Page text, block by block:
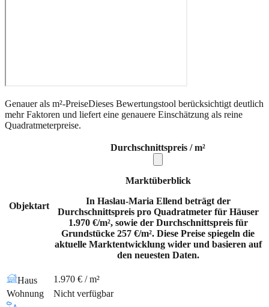
Genauer als m²-PreiseDieses Bewertungstool berücksichtigt deutlich
mehr Faktoren und liefert eine genauere Einschätzung als reine
Quadratmeterpreise.
Objektart
Durchschnittspreis / m²
Marktüberblick
In Haslau-Maria Ellend beträgt der
Durchschnittspreis pro Quadratmeter für Häuser
1.970 €/m², sowie der Durchschnittspreis für
Grundstücke 257 €/m². Diese Preise spiegeln die
aktuelle Marktentwicklung wider und basieren auf
den neuesten Daten.
Haus
1.970 € / m²
Wohnung
Nicht verfügbar